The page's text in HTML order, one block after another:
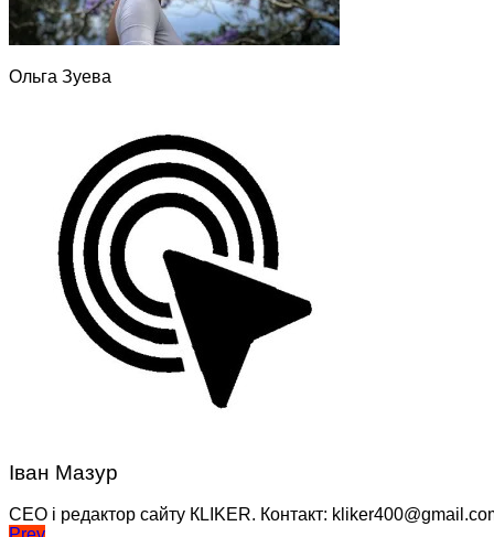
Ольга Зуева
Іван Мазур
CEO і редактор сайту КLIKER. Контакт: